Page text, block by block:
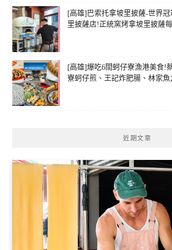
[高雄]巴索托拿坡里披薩-世界
里披薩店!正統窯烤拿坡里披薩
[高雄]爆吃6間蚵仔寮漁港美食!
寮蚵仔煎、王記炸肥腸、林家魚
近期文章